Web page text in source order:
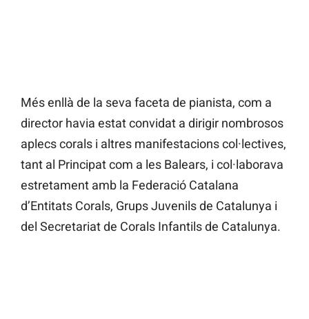
Més enllà de la seva faceta de pianista, com a
director havia estat convidat a dirigir nombrosos
aplecs corals i altres manifestacions col·lectives,
tant al Principat com a les Balears, i col·laborava
estretament amb la Federació Catalana
d’Entitats Corals, Grups Juvenils de Catalunya i
del Secretariat de Corals Infantils de Catalunya.